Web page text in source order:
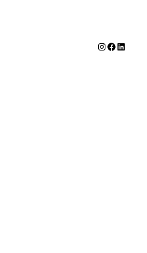
Instagram